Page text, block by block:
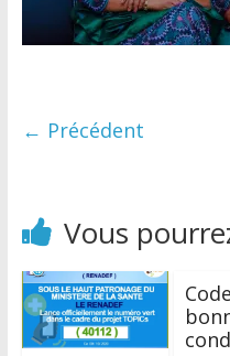
← Précédent
Vous